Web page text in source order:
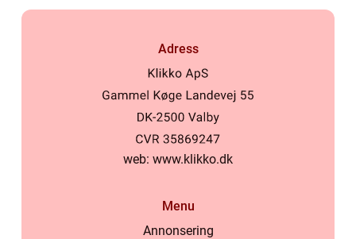
Adress
web: www.klikko.dk
Menu
Annonsering